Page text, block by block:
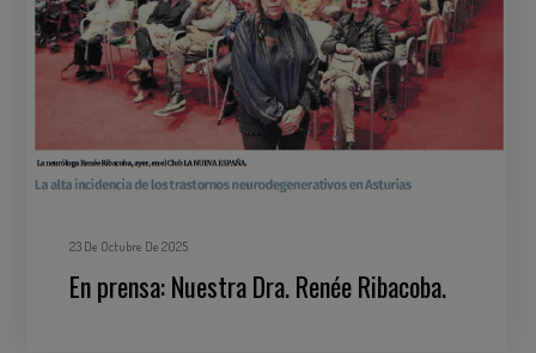
23 De Octubre De 2025
En prensa: Nuestra Dra. Renée Ribacoba.